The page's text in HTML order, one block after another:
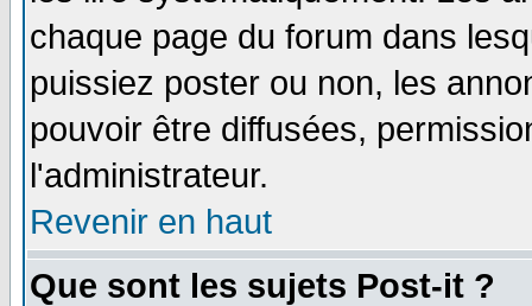
chaque page du forum dans
puissiez poster ou non, les
pouvoir être diffusées,
l'administrateur.
Revenir en haut
Que sont les sujets Post-it ?